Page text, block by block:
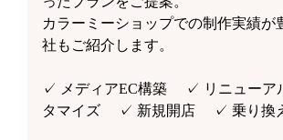
カラーミーショップでの制作実績が
社もご紹介します。
✓ メディアEC構築 ✓ リニュー
タマイズ ✓ 新規開店 ✓ 乗り換